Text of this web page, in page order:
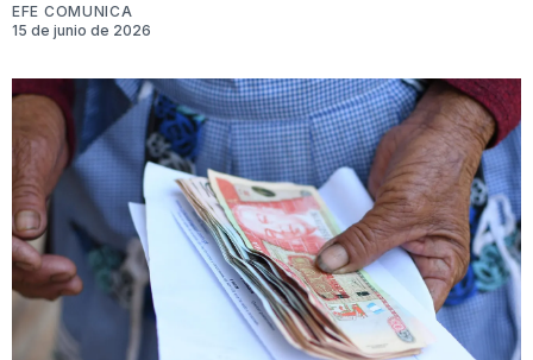
EFE COMUNICA
15 de junio de 2026